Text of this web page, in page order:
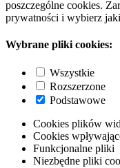
poszczególne cookies.
prywatności i wybierz
Wybrane pliki cookies:
Wszystkie
Rozszerzone
Podstawowe
Cookies plików
Cookies
Funkcjonalne pliki
Niezbędne pliki